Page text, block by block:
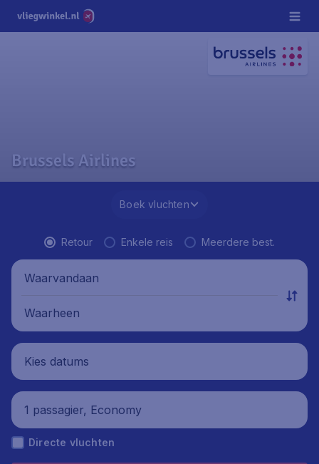
Brussels Airlines
Boek vluchten
Retour Enkele reis Meerdere best.
Waarvandaan
Waarheen
Kies datums
1 passagier, Economy
Directe vluchten